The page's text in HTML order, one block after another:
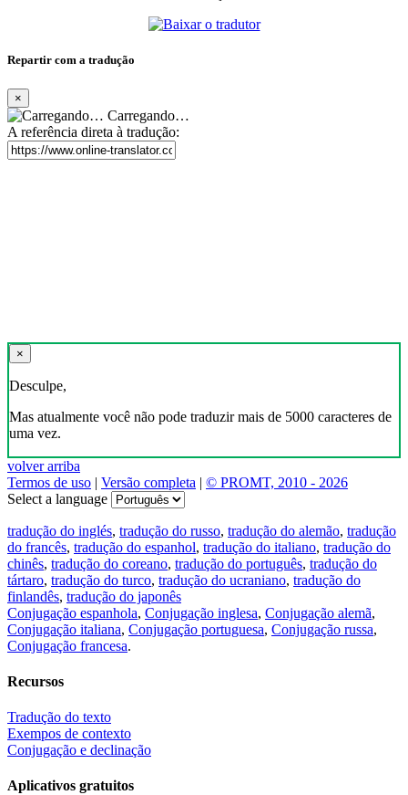
Repartir com a tradução
×
Carregando…
A referência direta à tradução:
×
Desculpe,
Mas atualmente você não pode traduzir mais de 5000 caracteres de
uma vez.
volver arriba
Termos de uso | Versão completa | © PROMT, 2010 - 2026
Select a language
tradução do inglés, tradução do russo, tradução do alemão, tradução
do francês, tradução do espanhol, tradução do italiano, tradução do
chinês, tradução do coreano, tradução do português, tradução do
tártaro, tradução do turco, tradução do ucraniano, tradução do
finlandês, tradução do japonês
Conjugação espanhola, Conjugação inglesa, Conjugação alemã,
Conjugação italiana, Conjugação portuguesa, Conjugação russa,
Conjugação francesa.
Recursos
Tradução do texto
Exempos de contexto
Conjugação e declinação
Aplicativos gratuitos